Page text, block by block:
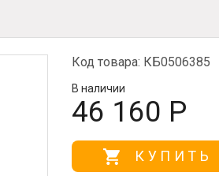
Код товара: КБ0506385
В наличии
46 160 Р
КУПИТЬ